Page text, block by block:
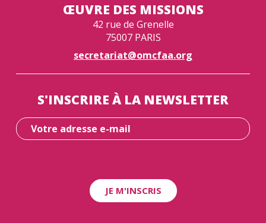
S'INSCRIRE À LA NEWSLETTER
ŒUVRE DES MISSIONS
42 rue de Grenelle
75007 PARIS
secretariat@omcfaa.org